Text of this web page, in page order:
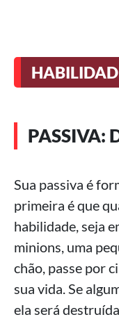
PASSIVA:
Sua passiva é
primeira é que
habilidade, seja
minions, uma
chão, passe por
sua vida. Se
ela será destruída.